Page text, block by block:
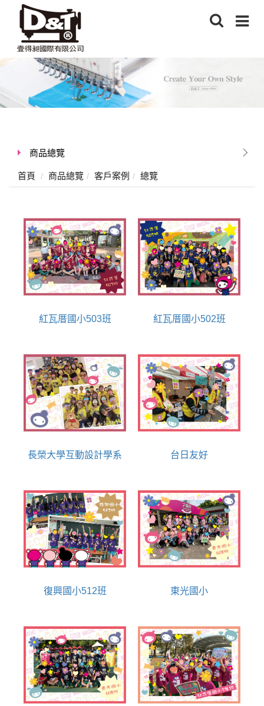
商品總覽
首頁 商品總覽 客戶案例 總覽
紅瓦厝國小503班 紅瓦厝國小502班
長榮大學互動設計學系 台日友好
復興國小512班 東光國小